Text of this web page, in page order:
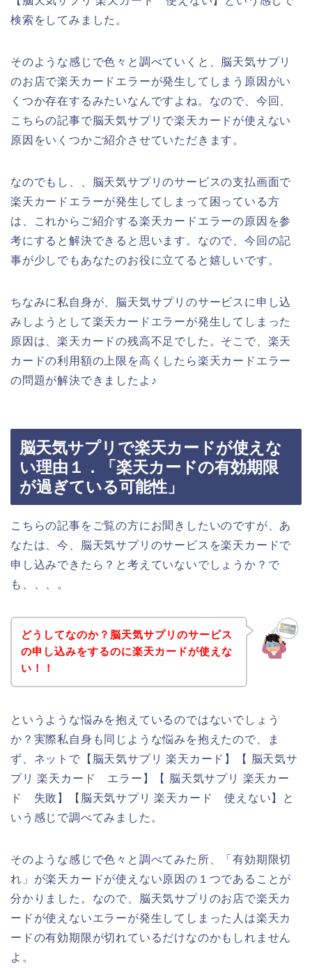
検索をしてみました。
そのような感じで色々と調べていくと、脳天気サプリ
のお店で楽天カードエラーが発生してしまう原因がい
くつか存在するみたいなんですよね。なので、今回、
こちらの記事で脳天気サプリで楽天カードが使えない
原因をいくつかご紹介させていただきます。
なのでもし、、脳天気サプリのサービスの支払画面で
楽天カードエラーが発生してしまって困っている方
は、これからご紹介する楽天カードエラーの原因を参
考にすると解決できると思います。なので、今回の記
事が少しでもあなたのお役に立てると嬉しいです。
ちなみに私自身が、脳天気サプリのサービスに申し込
みしようとして楽天カードエラーが発生してしまった
原因は、楽天カードの残高不足でした。そこで、楽天
カードの利用額の上限を高くしたら楽天カードエラー
の問題が解決できましたよ♪
脳天気サプリで楽天カードが使えな
い理由１．「楽天カードの有効期限
が過ぎている可能性」
こちらの記事をご覧の方にお聞きしたいのですが、あ
なたは、今、脳天気サプリのサービスを楽天カードで
申し込みできたら？と考えていないでしょうか？で
も、、、。
どうしてなのか？脳天気サプリのサービス
の申し込みをするのに楽天カードが使えな
い！！
というような悩みを抱えているのではないでしょう
か？実際私自身も同じような悩みを抱えたので、ま
ず、ネットで【脳天気サプリ 楽天カード】【 脳天気サ
プリ 楽天カード エラー】【 脳天気サプリ 楽天カー
ド 失敗】【脳天気サプリ 楽天カード 使えない】と
いう感じで調べてみました。
そのような感じで色々と調べてみた所、「有効期限切
れ」が楽天カードが使えない原因の１つであることが
分かりました。なので、脳天気サプリのお店で楽天カ
ードが使えないエラーが発生してしまった人は楽天カ
ードの有効期限が切れているだけなのかもしれません
よ。